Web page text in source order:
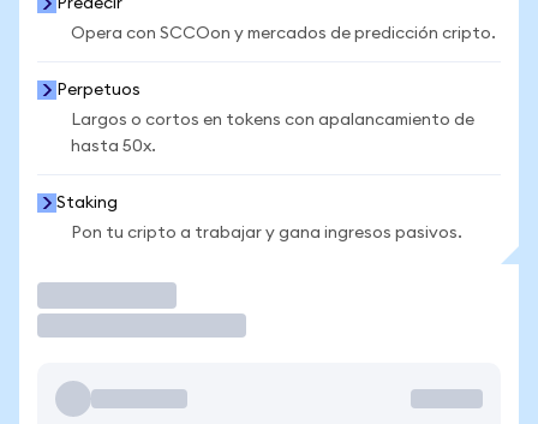
Predecir
Opera con SCCOon y mercados de predicción cripto.
Perpetuos
Largos o cortos en tokens con apalancamiento de
hasta 50x.
Staking
Pon tu cripto a trabajar y gana ingresos pasivos.